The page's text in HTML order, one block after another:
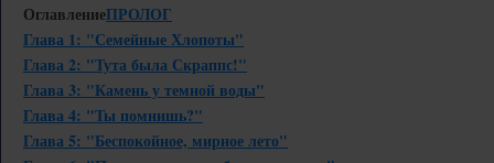
ОглавлениеПРОЛОГ
Глава 1: "Семейные Хлопоты"
Глава 2: "Тута была Скраппс!"
Глава 3: "Камень у темной воды"
Глава 4: "Ты помнишь?"
Глава 5: "Беспокойное, мирное лето"